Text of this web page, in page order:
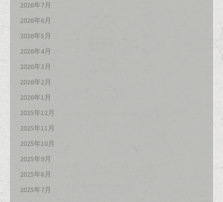
2026年7月
2026年6月
2026年5月
2026年4月
2026年3月
2026年2月
2026年1月
2025年12月
2025年11月
2025年10月
2025年9月
2025年8月
2025年7月